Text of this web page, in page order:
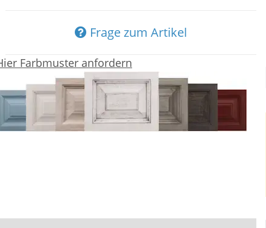
Frage zum Artikel
Farbmuster anfordern